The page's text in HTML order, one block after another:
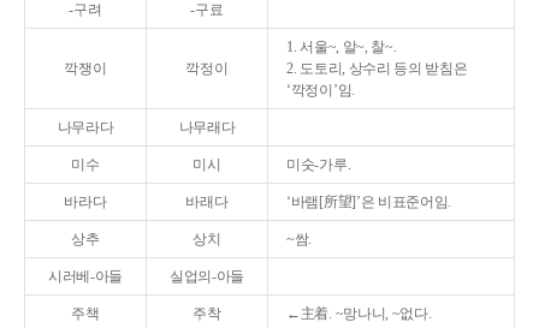
-구려 -구료
깍쟁이 깍정이
1. 서울~, 알~, 찰~.
2. 도토리, 상수리 등의 받침은
‘깍정이’임.
나무라다 나무래다
미수 미시 미숫-가루.
바라다 바래다 ‘바램[所望]’은 비표준어임.
상추 상치 ~쌈.
시러베-아들 실업의-아들
주책 주착 ←主着. ~망나니, ~없다.